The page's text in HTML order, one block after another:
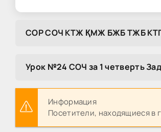
COP COЧ KTЖ ҚMЖ БЖБ TЖБ
Урок №24 СОЧ за 1 четверть
Информация
Посетители, находящиеся в